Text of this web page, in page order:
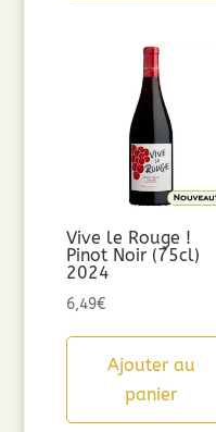
Vive le Rouge !
Pinot Noir (75cl)
2024
6,49€
Ajouter au
panier